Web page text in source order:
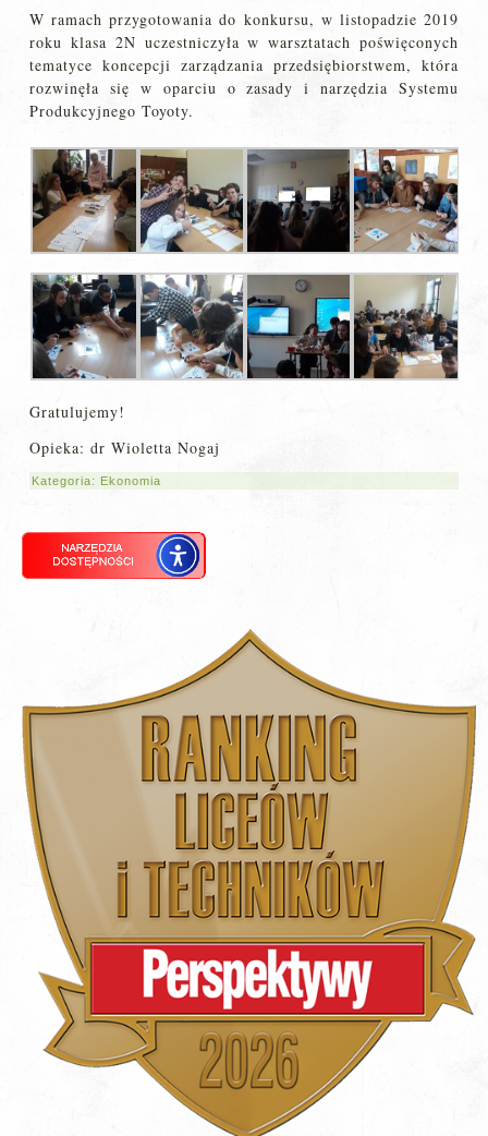
W ramach przygotowania do konkursu, w listopadzie 2019
roku klasa 2N uczestniczyła w warsztatach poświęconych
tematyce koncepcji zarządzania przedsiębiorstwem, która
rozwinęła się w oparciu o zasady i narzędzia Systemu
Produkcyjnego Toyoty.
Gratulujemy!
Opieka: dr Wioletta Nogaj
Kategoria: Ekonomia